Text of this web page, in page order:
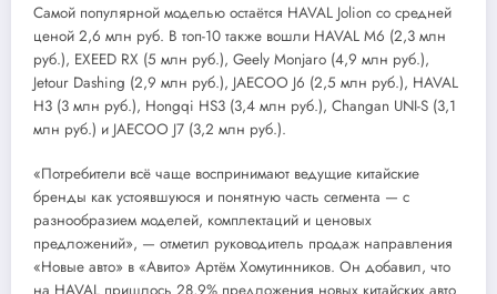
Самой популярной моделью остаётся HAVAL Jolion со средней
ценой 2,6 млн руб. В топ-10 также вошли HAVAL M6 (2,3 млн
руб.), EXEED RX (5 млн руб.), Geely Monjaro (4,9 млн руб.),
Jetour Dashing (2,9 млн руб.), JAECOO J6 (2,5 млн руб.), HAVAL
H3 (3 млн руб.), Hongqi HS3 (3,4 млн руб.), Changan UNI-S (3,1
млн руб.) и JAECOO J7 (3,2 млн руб.).
«Потребители всё чаще воспринимают ведущие китайские
бренды как устоявшуюся и понятную часть сегмента — с
разнообразием моделей, комплектаций и ценовых
предложений», — отметил руководитель продаж направления
«Новые авто» в «Авито» Артём Хомутинников. Он добавил, что